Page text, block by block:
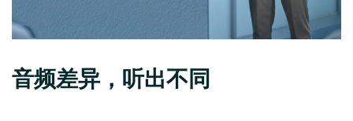
音频差异，听出不同